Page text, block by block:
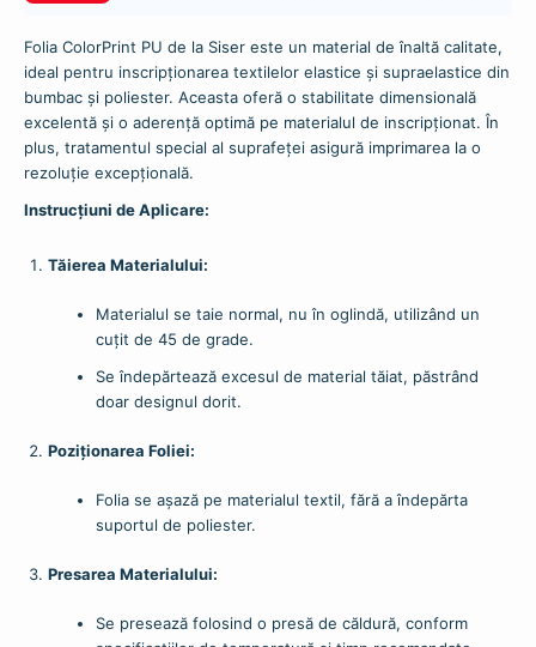
Folia ColorPrint PU de la Siser este un material de înaltă calitate,
ideal pentru inscripționarea textilelor elastice și supraelastice din
bumbac și poliester. Aceasta oferă o stabilitate dimensională
excelentă și o aderență optimă pe materialul de inscripționat. În
plus, tratamentul special al suprafeței asigură imprimarea la o
rezoluție excepțională.
Instrucțiuni de Aplicare:
Tăierea Materialului:
Materialul se taie normal, nu în oglindă, utilizând un
cuțit de 45 de grade.
Se îndepărtează excesul de material tăiat, păstrând
doar designul dorit.
Poziționarea Foliei:
Folia se așază pe materialul textil, fără a îndepărta
suportul de poliester.
Presarea Materialului:
Se presează folosind o presă de căldură, conform